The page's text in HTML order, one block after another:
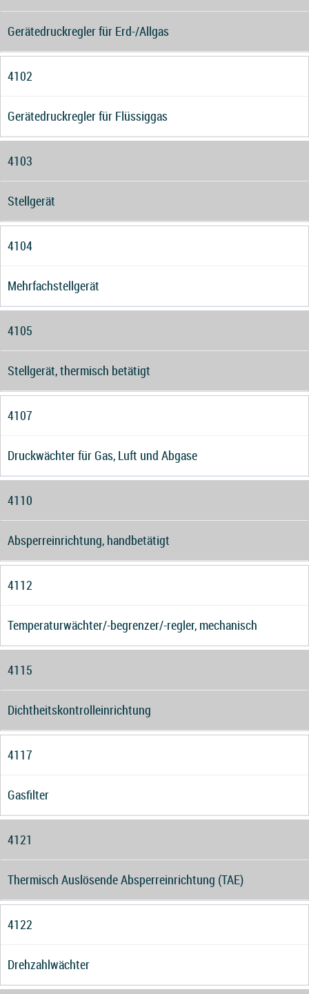
Gerätedruckregler für Erd-/Allgas
4102
Gerätedruckregler für Flüssiggas
4103
Stellgerät
4104
Mehrfachstellgerät
4105
Stellgerät, thermisch betätigt
4107
Druckwächter für Gas, Luft und Abgase
4110
Absperreinrichtung, handbetätigt
4112
Temperaturwächter/-begrenzer/-regler, mechanisch
4115
Dichtheitskontrolleinrichtung
4117
Gasfilter
4121
Thermisch Auslösende Absperreinrichtung (TAE)
4122
Drehzahlwächter